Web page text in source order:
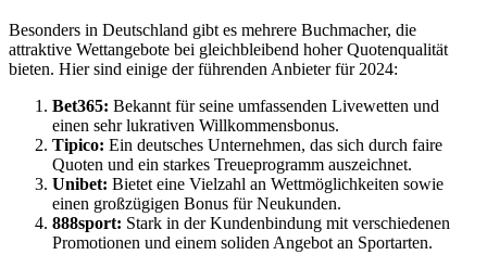
Besonders in Deutschland gibt es mehrere Buchmacher, die
attraktive Wettangebote bei gleichbleibend hoher Quotenqualität
bieten. Hier sind einige der führenden Anbieter für 2024:
Bet365: Bekannt für seine umfassenden Livewetten und
einen sehr lukrativen Willkommensbonus.
Tipico: Ein deutsches Unternehmen, das sich durch faire
Quoten und ein starkes Treueprogramm auszeichnet.
Unibet: Bietet eine Vielzahl an Wettmöglichkeiten sowie
einen großzügigen Bonus für Neukunden.
888sport: Stark in der Kundenbindung mit verschiedenen
Promotionen und einem soliden Angebot an Sportarten.